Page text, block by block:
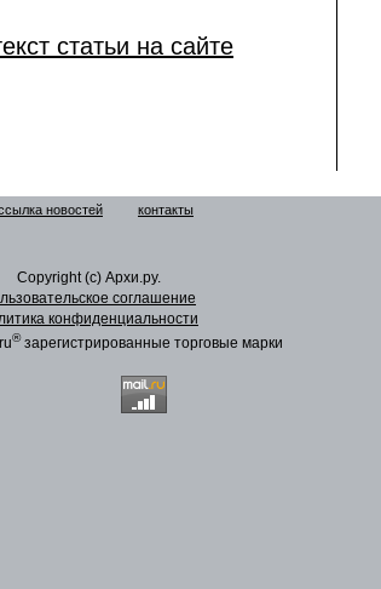
статьи на сайте
новостей контакты
Copyright (c) Архи.ру.
соглашение
конфиденциальности
®зарегистрированные торговые марки